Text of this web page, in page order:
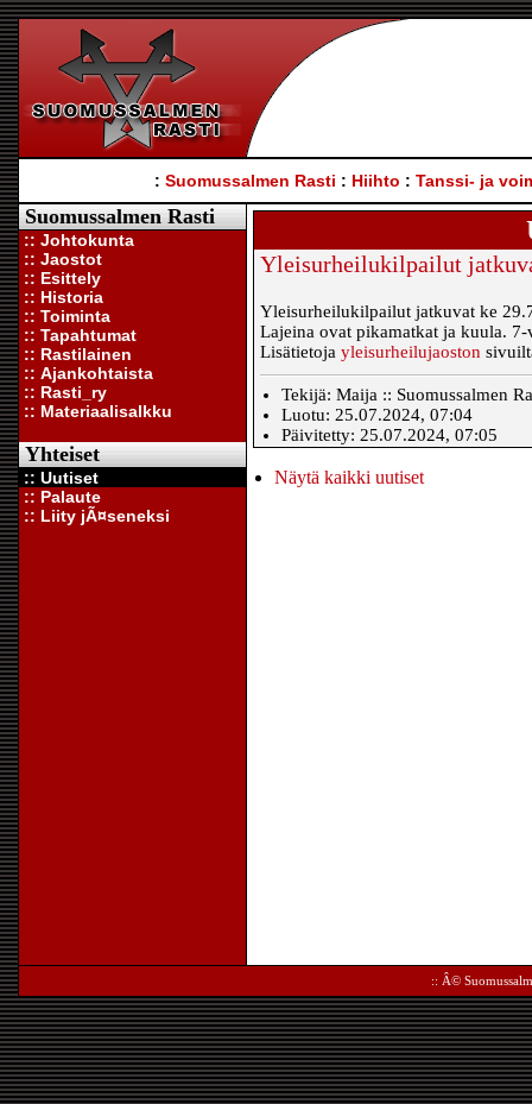
: Suomussalmen Rasti : Hiihto : Tanssi- ja
Suomussalmen Rasti
:: Johtokunta
:: Jaostot
:: Esittely
:: Historia
:: Toiminta
:: Tapahtumat
:: Rastilainen
:: Ajankohtaista
:: Rasti_ry
:: Materiaalisalkku
Yhteiset
:: Uutiset
:: Palaute
:: Liity jÃ¤seneksi
Yleisurheilukilpailut
Yleisurheilukilpailut jatkuvat ke
Lajeina ovat pikamatkat ja kuula.
Lisätietoja yleisurheilujaoston
Tekijä: Maija :: Suomussalmen
Luotu: 25.07.2024, 07:04
Päivitetty: 25.07.2024, 07:05
Näytä kaikki uutiset
:: Â©